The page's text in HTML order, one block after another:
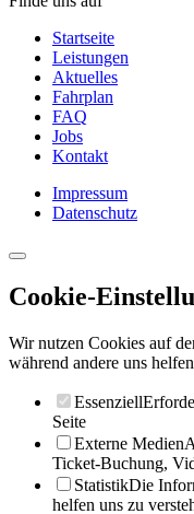
Startseite
Leistungen
Aktuelles
Fahrplan
FAQ
Jobs
Kontakt
Impressum
Datenschutz
Cookie-
Wir nutzen Cookies auf
während andere uns
Essenziell
Seite
Externe Medien
Ticket-Buchung,
StatistikDie
helfen uns zu